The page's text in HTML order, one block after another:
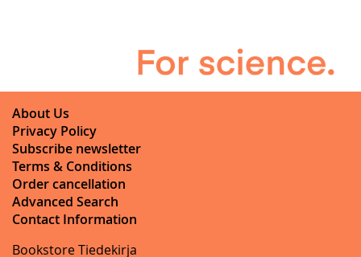
About Us
Privacy Policy
Subscribe newsletter
Terms & Conditions
Order cancellation
Advanced Search
Contact Information
Bookstore Tiedekirja